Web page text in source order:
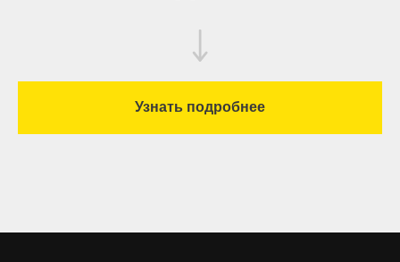
Узнать подробнее